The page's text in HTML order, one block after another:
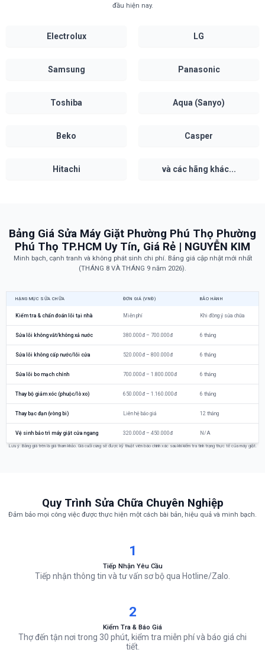
đầu hiện nay.
Electrolux LG
Samsung Panasonic
Toshiba Aqua (Sanyo)
Beko Casper
Hitachi và các hãng khác...
Bảng Giá Sửa Máy Giặt Phường Phú Thọ Phường
Phú Thọ TP.HCM Uy Tín, Giá Rẻ | NGUYỄN KIM
Minh bạch, cạnh tranh và không phát sinh chi phí. Bảng giá cập nhật mới nhất
(THÁNG 8 VÀ THÁNG 9 năm 2026).
HẠNG MỤC SỬA CHỮA ĐƠN GIÁ (VNĐ) BẢO HÀNH
Kiểm tra & chẩn đoán lỗi tại nhà Miễn phí Khi đồng ý sửa chữa
Sửa lỗi không vắt/không xả nước 380.000đ – 700.000đ 6 tháng
Sửa lỗi không cấp nước/lỗi cửa 520.000đ – 800.000đ 6 tháng
Sửa lỗi bo mạch chính 700.000đ – 1.800.000đ 6 tháng
Thay bộ giảm xóc (phuộc/lò xo) 650.000đ – 1.160.000đ 6 tháng
Thay bạc đạn (vòng bi) Liên hệ báo giá 12 tháng
Vệ sinh bảo trì máy giặt cửa ngang 320.000đ – 450.000đ N/A
Lưu ý: Bảng giá trên là giá tham khảo. Giá cuối cùng sẽ được kỹ thuật viên báo chính xác sau khi kiểm tra tình trạng thực tế của máy giặt.
Quy Trình Sửa Chữa Chuyên Nghiệp
Đảm bảo mọi công việc được thực hiện một cách bài bản, hiệu quả và minh bạch.
1
Tiếp Nhận Yêu Cầu
Tiếp nhận thông tin và tư vấn sơ bộ qua Hotline/Zalo.
2
Kiểm Tra & Báo Giá
Thợ đến tận nơi trong 30 phút, kiểm tra miễn phí và báo giá chi
tiết.